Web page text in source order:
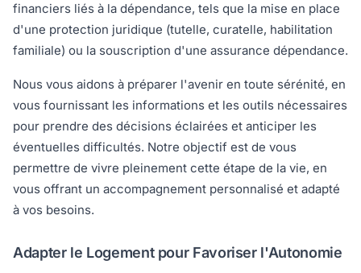
financiers liés à la dépendance, tels que la mise en place
d'une protection juridique (tutelle, curatelle, habilitation
familiale) ou la souscription d'une assurance dépendance.
Nous vous aidons à préparer l'avenir en toute sérénité, en
vous fournissant les informations et les outils nécessaires
pour prendre des décisions éclairées et anticiper les
éventuelles difficultés. Notre objectif est de vous
permettre de vivre pleinement cette étape de la vie, en
vous offrant un accompagnement personnalisé et adapté
à vos besoins.
Adapter le Logement pour Favoriser l'Autonomie